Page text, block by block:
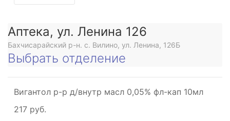
Аптека, ул. Ленина 126
Бахчисарайский р-н. с. Вилино, ул. Ленина, 126Б
Выбрать отделение
Вигантол р-р д/внутр масл 0,05% фл-кап 10мл
217 руб.